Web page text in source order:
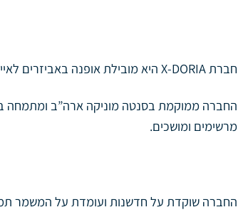
חברת X-DORIA היא מובילת אופנה באביזרים לאייפון ; אייפד ; שעוני אפל ; מכשירי גלקסי ועוד
החברה ממוקמת בסנטה מוניקה ארה”ב ומתמחה
מרשימים ומושכים.
החברה שוקדת על חדשנות ועומדת על המשמר